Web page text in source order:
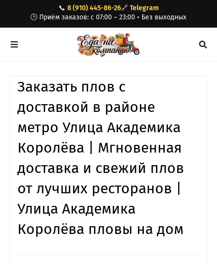
📞 8 (910) 445-86-26🔗 Telegram
🕒 Приём заказов: с 07:00 – 23:00 • Без выходных
Заказать плов с
доставкой в районе
метро Улица Академика
Королёва | Мгновенная
доставка и свежий плов
от лучших ресторанов |
Улица Академика
Королёва пловы на дом